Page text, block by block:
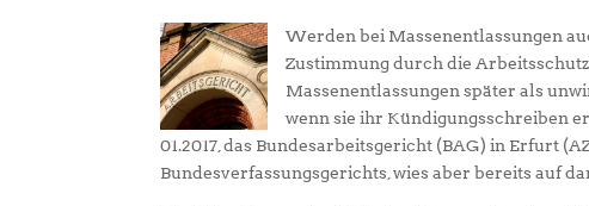
Werden bei Massenentlassungen
Zustimmung durch die
Massenentlassungen später als
wenn sie ihr Kündigungsschreiben
01.2017, das Bundesarbeitsgericht (BAG) in Erfurt
Bundesverfassungsgerichts, wies aber bereits auf